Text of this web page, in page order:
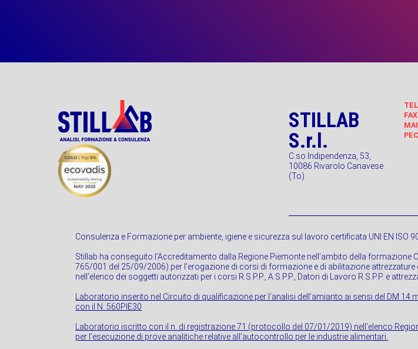
STILLAB
S.r.l.
C.so Indipendenza, 53,
10086 Rivarolo Canavese
(To)
FAX
PEC
Consulenza e Formazione per ambiente, igiene e sicurezza sul lavoro certificata UNI EN ISO
Stillab ha conseguito l’Accreditamento dalla Regione Piemonte nell’ambito della formazione
765/001 del 25/09/2006) per l’erogazione di corsi di formazione e di abilitazione attrezzature
nell’elenco dei soggetti autorizzati per i corsi R.S.P.P., A.S.P.P., Datori di Lavoro R.S.P.P. e
Laboratorio inserito nel Circuito di qualificazione per l’analisi dell’amianto ai sensi del DM 14
con il N. 560PIE30
Laboratorio iscritto con il n. di registrazione 71 (protocollo del 07/01/2019) nell’elenco
per l’esecuzione di prove analitiche relative all’autocontrollo per le industrie alimentari.